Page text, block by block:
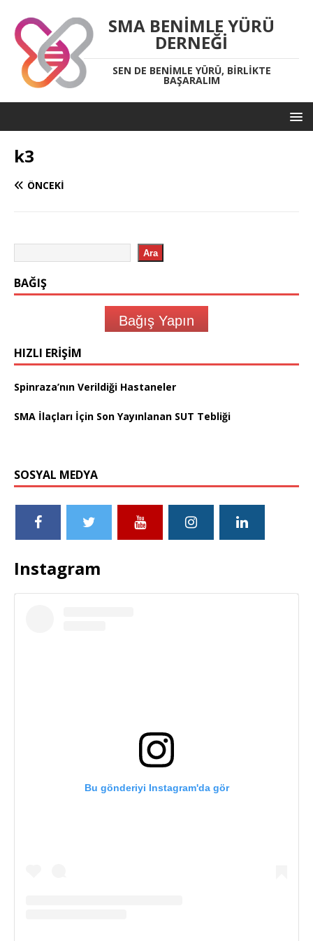
SMA BENIMLE YÜRÜ
DERNEĞI
SEN DE BENIMLE YÜRÜ, BIRLIKTE
BAŞARALIM
k3
ÖNCEKI
Ara
BAĞIŞ
Bağış Yapın
HIZLI ERIŞIM
Spinraza’nın Verildiği Hastaneler
SMA İlaçları İçin Son Yayınlanan SUT Tebliği
SOSYAL MEDYA
Instagram
Bu gönderiyi Instagram'da gör